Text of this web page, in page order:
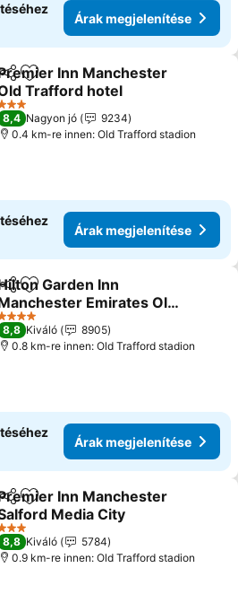
Árak megjelenítése
Hozzáadás a kedvencekhez
Inn Manchester
Trafford hotel
megjelenítése
Kategória
8,4 Nagyon jó
9234
0.4 km-re innen: Old Trafford stadion
Árak megjelenítése
Hozzáadás a kedvencekhez
Garden Inn
Emirates Old
megjelenítése
Kategória
8,8 Kiváló
8905
0.8 km-re innen: Old Trafford stadion
Árak megjelenítése
Hozzáadás a kedvencekhez
Inn Manchester
Media City
megjelenítése
Kategória
8,8 Kiváló
5784
0.9 km-re innen: Old Trafford stadion